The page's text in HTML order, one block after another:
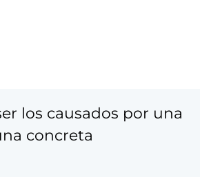
los causados por una
concreta